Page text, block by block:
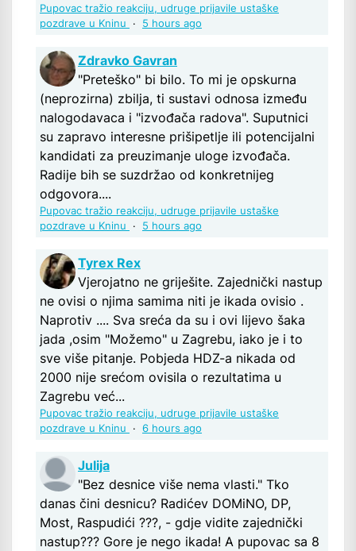
Pupovac tražio reakciju, udruge prijavile ustaške
pozdrave u Kninu
· 5 hours ago
Zdravko Gavran
"Preteško" bi bilo. To mi je opskurna
(neprozirna) zbilja, ti sustavi odnosa između
nalogodavaca i "izvođača radova". Suputnici
su zapravo interesne prišipetlje ili potencijalni
kandidati za preuzimanje uloge izvođača.
Radije bih se suzdržao od konkretnijeg
odgovora....
Pupovac tražio reakciju, udruge prijavile ustaške
pozdrave u Kninu
· 5 hours ago
Tyrex Rex
Vjerojatno ne griješite. Zajednički nastup
ne ovisi o njima samima niti je ikada ovisio .
Naprotiv .... Sva sreća da su i ovi lijevo šaka
jada ,osim "Možemo" u Zagrebu, iako je i to
sve više pitanje. Pobjeda HDZ-a nikada od
2000 nije srećom ovisila o rezultatima u
Zagrebu već...
Pupovac tražio reakciju, udruge prijavile ustaške
pozdrave u Kninu
· 6 hours ago
Julija
"Bez desnice više nema vlasti." Tko
danas čini desnicu? Radićev DOMiNO, DP,
Most, Raspudići ???, - gdje vidite zajednički
nastup??? Gore je nego ikada! A pupovac sa 8